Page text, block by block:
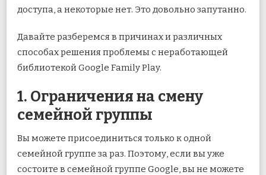
доступа, а некоторые нет. Это довольно запутанно.
Давайте разберемся в причинах и различных
способах решения проблемы с неработающей
библиотекой Google Family Play.
1. Ограничения на смену
семейной группы
Вы можете присоединиться только к одной
семейной группе за раз. Поэтому, если вы уже
состоите в семейной группе Google, вы не можете